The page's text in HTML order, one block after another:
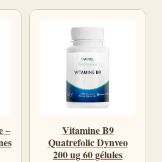
–
Vitamine B9
Quatrefolic Dynveo
200 ug 60 gélules